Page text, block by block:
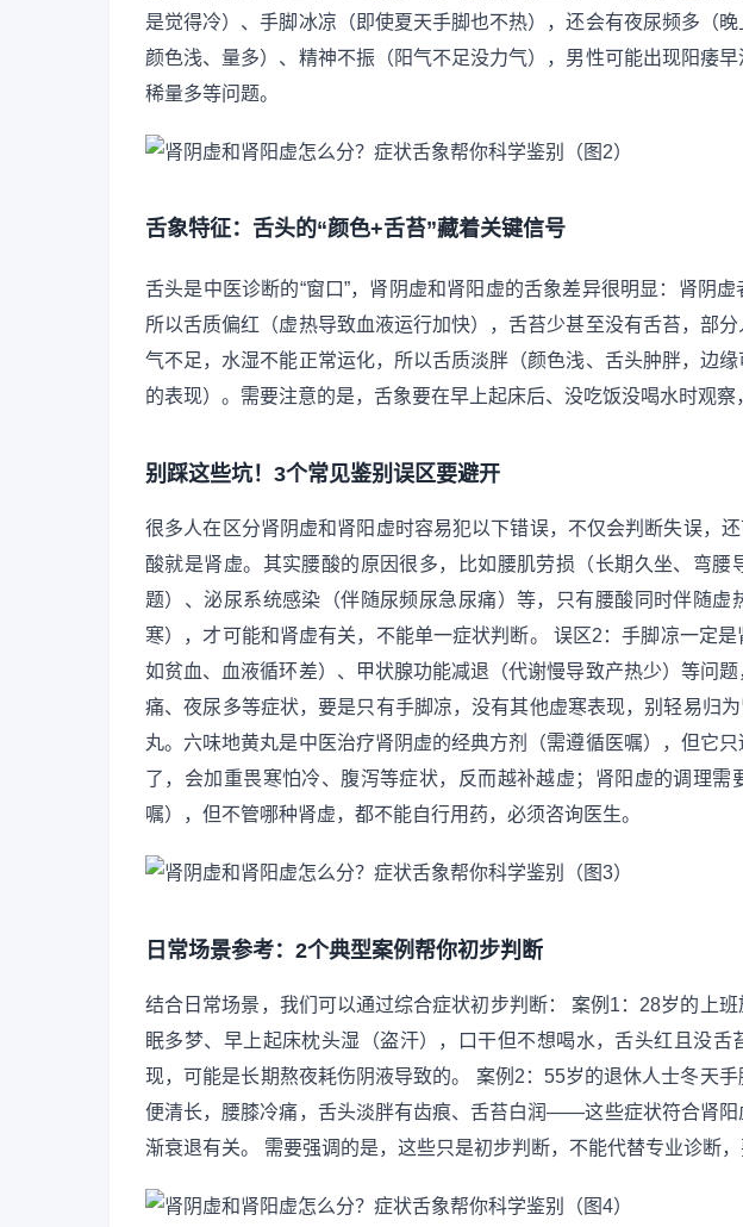
是觉得冷）、手脚冰凉（即使夏天手脚也不热），还会有夜尿频多（
颜色浅、量多）、精神不振（阳气不足没力气），男性可能出现阳痿
稀量多等问题。
舌象特征：舌头的“颜色+舌苔”藏着关键信号
舌头是中医诊断的“窗口”，肾阴虚和肾阳虚的舌象差异很明显：肾阴虚
所以舌质偏红（虚热导致血液运行加快），舌苔少甚至没有舌苔，部
气不足，水湿不能正常运化，所以舌质淡胖（颜色浅、舌头肿胖，边
的表现）。需要注意的是，舌象要在早上起床后、没吃饭没喝水时观察
别踩这些坑！3个常见鉴别误区要避开
很多人在区分肾阴虚和肾阳虚时容易犯以下错误，不仅会判断失误，
酸就是肾虚。其实腰酸的原因很多，比如腰肌劳损（长期久坐、弯腰
题）、泌尿系统感染（伴随尿频尿急尿痛）等，只有腰酸同时伴随虚
寒），才可能和肾虚有关，不能单一症状判断。 误区2：手脚凉一定
如贫血、血液循环差）、甲状腺功能减退（代谢慢导致产热少）等问
痛、夜尿多等症状，要是只有手脚凉，没有其他虚寒表现，别轻易归
丸。六味地黄丸是中医治疗肾阴虚的经典方剂（需遵循医嘱），但它
了，会加重畏寒怕冷、腹泻等症状，反而越补越虚；肾阳虚的调理需
嘱），但不管哪种肾虚，都不能自行用药，必须咨询医生。
日常场景参考：2个典型案例帮你初步判断
结合日常场景，我们可以通过综合症状初步判断： 案例1：28岁的上
眠多梦、早上起床枕头湿（盗汗），口干但不想喝水，舌头红且没
现，可能是长期熬夜耗伤阴液导致的。 案例2：55岁的退休人士冬天
便清长，腰膝冷痛，舌头淡胖有齿痕、舌苔白润——这些症状符合肾阳
渐衰退有关。 需要强调的是，这些只是初步判断，不能代替专业诊断